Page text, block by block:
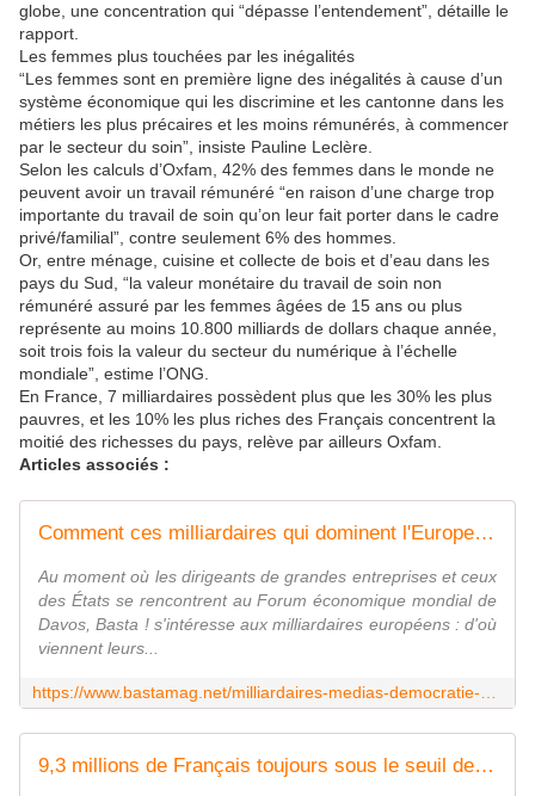
globe, une concentration qui “dépasse l’entendement”, détaille le
rapport.
Les femmes plus touchées par les inégalités
“Les femmes sont en première ligne des inégalités à cause d’un
système économique qui les discrimine et les cantonne dans les
métiers les plus précaires et les moins rémunérés, à commencer
par le secteur du soin”, insiste Pauline Leclère.
Selon les calculs d’Oxfam, 42% des femmes dans le monde ne
peuvent avoir un travail rémunéré “en raison d’une charge trop
importante du travail de soin qu’on leur fait porter dans le cadre
privé/familial”, contre seulement 6% des hommes.
Or, entre ménage, cuisine et collecte de bois et d’eau dans les
pays du Sud, “la valeur monétaire du travail de soin non
rémunéré assuré par les femmes âgées de 15 ans ou plus
représente au moins 10.800 milliards de dollars chaque année,
soit trois fois la valeur du secteur du numérique à l’échelle
mondiale”, estime l’ONG.
En France, 7 milliardaires possèdent plus que les 30% les plus
pauvres, et les 10% les plus riches des Français concentrent la
moitié des richesses du pays, relève par ailleurs Oxfam.
Articles associés :
Comment ces milliardaires qui dominent l'Europe ont bâti leurs fortunes
Au moment où les dirigeants de grandes entreprises et ceux
des États se rencontrent au Forum économique mondial de
Davos, Basta ! s'intéresse aux milliardaires européens : d'où
viennent leurs...
9,3 millions de Français toujours sous le seuil de pauvreté